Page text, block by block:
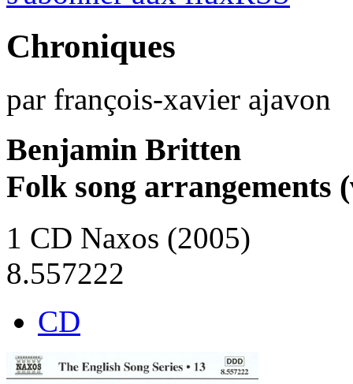
Chroniques
par françois-xavier ajavon
Benjamin Britten
Folk song arrangements
1 CD Naxos (2005)
8.557222
CD